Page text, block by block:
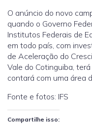
O anúncio do novo
quando o Governo
Institutos Federais de
em todo país, com
de Aceleração do
Vale do Cotinguiba,
contará com uma área
Fonte e fotos: IFS
Compartilhe isso: